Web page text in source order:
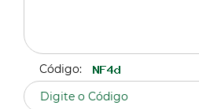
Código: